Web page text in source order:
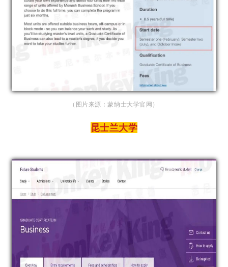
（图片来源：蒙纳士大学官网）
昆士兰大学